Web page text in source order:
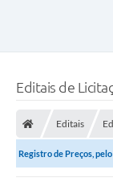
Editais de
Editais
Registro de Preços,